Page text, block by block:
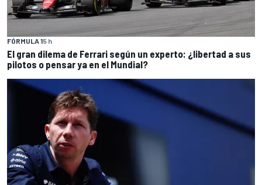
FÓRMULA 15 h
El gran dilema de Ferrari según un experto: ¿libertad a sus
pilotos o pensar ya en el Mundial?